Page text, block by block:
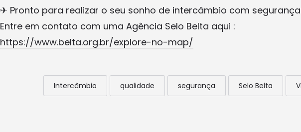
✈ Pronto para realizar o seu sonho de intercâmbio com
Entre em contato com uma Agência Selo Belta aqui :
https://www.belta.org.br/explore-no-map/
Intercâmbio qualidade segurança Selo Belta